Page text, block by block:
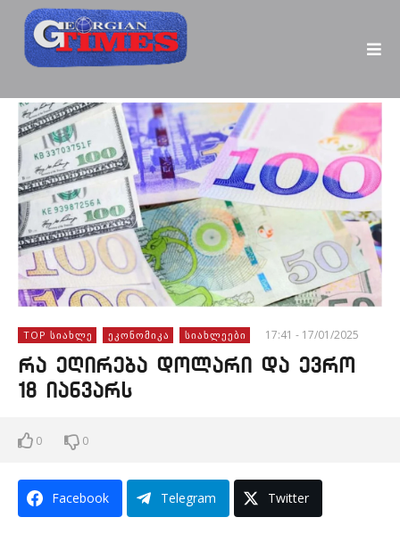
TOP ᲡᲘᲐᲮᲚᲔ ᲔᲙᲝᲜᲝᲛᲘᲙᲐ ᲡᲘᲐᲮᲚᲔᲔᲑᲘ 17:41 - 17/01/2025
რა ეღირება დოლარი და ევრო
18 იანვარს
0 0
Facebook Telegram Twitter